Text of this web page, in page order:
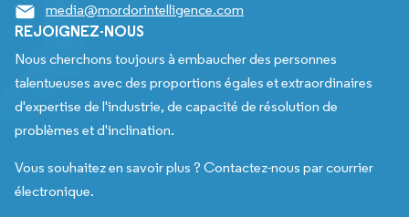
media@mordorintelligence.com
REJOIGNEZ-NOUS
Nous cherchons toujours à embaucher des personnes
talentueuses avec des proportions égales et extraordinaires
d'expertise de l'industrie, de capacité de résolution de
problèmes et d'inclination.
Vous souhaitez en savoir plus ? Contactez-nous par courrier
électronique.